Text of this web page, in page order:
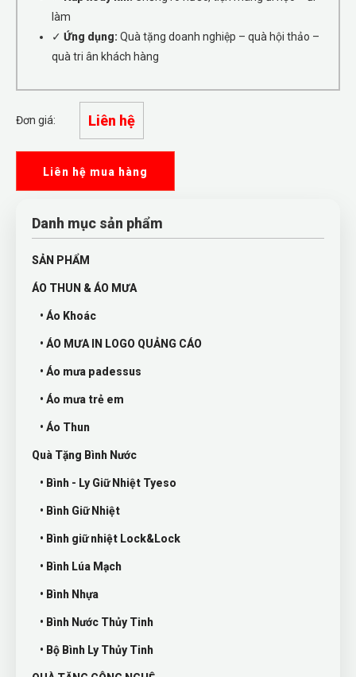
làm
✓ Ứng dụng: Quà tặng doanh nghiệp – quà hội thảo –
quà tri ân khách hàng
Đơn giá: Liên hệ
Liên hệ mua hàng
Danh mục sản phẩm
SẢN PHẨM
ÁO THUN & ÁO MƯA
• Áo Khoác
• ÁO MƯA IN LOGO QUẢNG CÁO
• Áo mưa padessus
• Áo mưa trẻ em
• Áo Thun
Quà Tặng Bình Nước
• Bình - Ly Giữ Nhiệt Tyeso
• Bình Giữ Nhiệt
• Bình giữ nhiệt Lock&Lock
• Bình Lúa Mạch
• Bình Nhựa
• Bình Nước Thủy Tinh
• Bộ Bình Ly Thủy Tinh